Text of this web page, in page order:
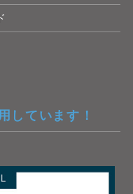
しています！